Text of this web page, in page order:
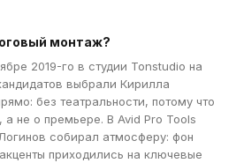
монтаж?
2019-го в студии Tonstudio на
выбрали Кирилла
без театральности, потому что
а не о премьере. В Avid Pro Tools
собирал атмосферу: фон
приходились на ключевые